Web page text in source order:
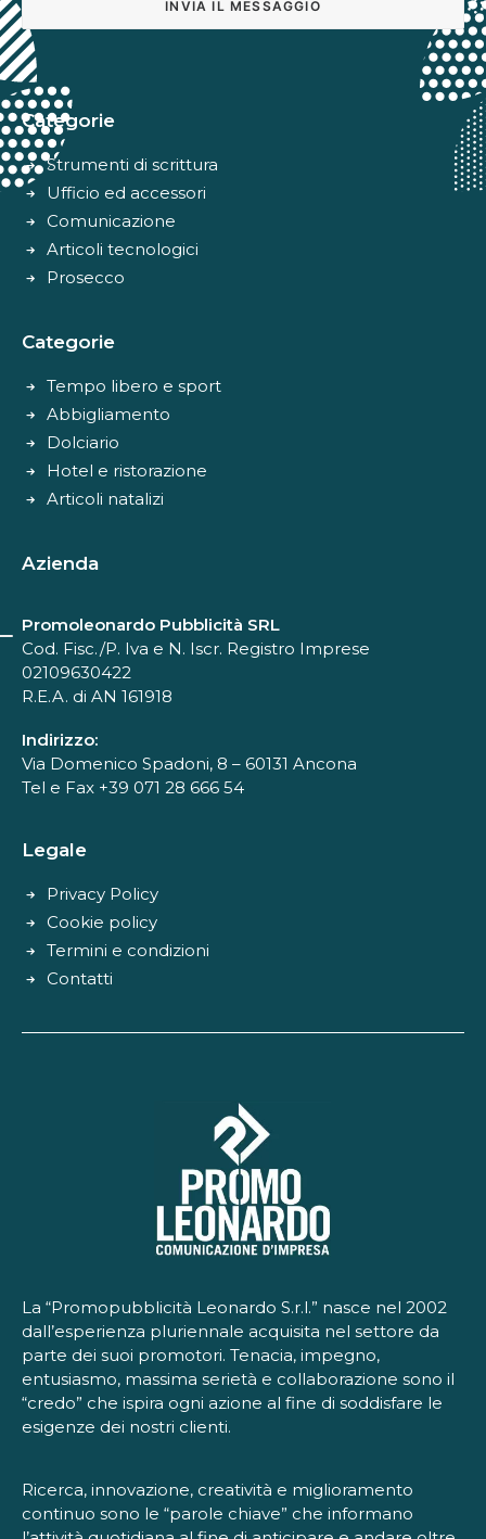
Categorie
Strumenti di scrittura
Ufficio ed accessori
Comunicazione
Articoli tecnologici
Prosecco
Categorie
Tempo libero e sport
Abbigliamento
Dolciario
Hotel e ristorazione
Articoli natalizi
Azienda
Promoleonardo Pubblicità SRL
Cod. Fisc./P. Iva e N. Iscr. Registro Imprese
02109630422
R.E.A. di AN 161918
Indirizzo:
Via Domenico Spadoni, 8 – 60131 Ancona
Tel e Fax +39 071 28 666 54
Legale
Privacy Policy
Cookie policy
Termini e condizioni
Contatti
La “Promopubblicità Leonardo S.r.l.” nasce nel 2002
dall’esperienza pluriennale acquisita nel settore da
parte dei suoi promotori. Tenacia, impegno,
entusiasmo, massima serietà e collaborazione sono il
“credo” che ispira ogni azione al fine di soddisfare le
esigenze dei nostri clienti.
Ricerca, innovazione, creatività e miglioramento
continuo sono le “parole chiave” che informano